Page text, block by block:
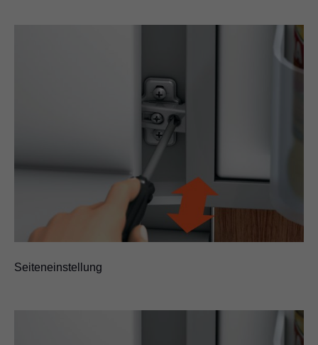
Seiteneinstellung